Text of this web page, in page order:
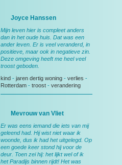
Joyce Hanssen
Mijn leven hier is compleet anders
dan in het oude huis. Dat was een
ander leven. Er is veel veranderd, in
positieve, maar ook in negatieve zin.
Deze omgeving heeft me heel veel
troost geboden.
kind - jaren dertig woning - verlies -
Rotterdam - troost - verandering
Mevrouw van Vliet
Er was eens iemand die iets van mij
geleend had. Hij wist niet waar ik
woonde, dus ik had het uitgelegd. Op
een goede keer stond hij voor de
deur. Toen zei hij: het lijkt wel of ik
het Paradijs binnen rijdt! Het was